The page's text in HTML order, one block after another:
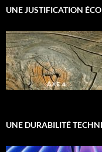
UNE JUSTIFICATION
UNE DURABILITÉ